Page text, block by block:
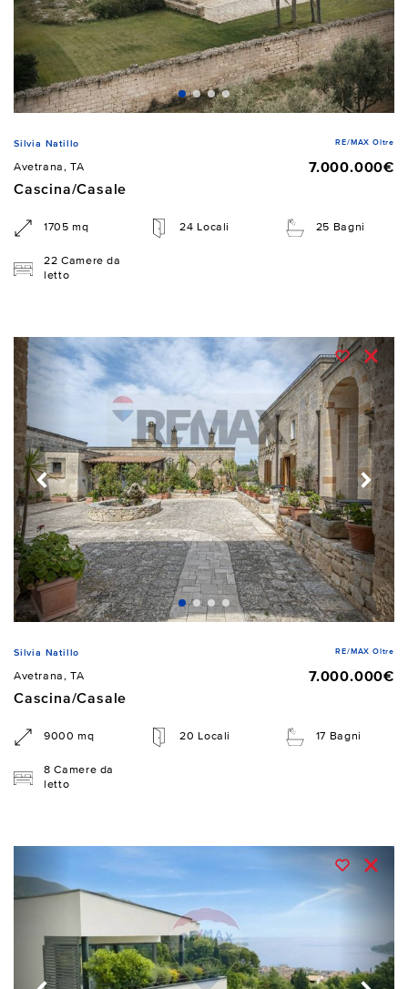
Silvia Natillo RE/MAX Oltre
Avetrana, TA
7.000.000€
Cascina/Casale
1705 mq 24 Locali 25 Bagni
22 Camere da
letto
Silvia Natillo RE/MAX Oltre
Avetrana, TA
7.000.000€
Cascina/Casale
9000 mq 20 Locali 17 Bagni
8 Camere da
letto